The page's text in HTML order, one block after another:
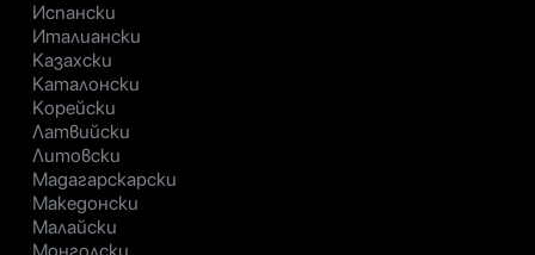
Испански
Италиански
Казахски
Каталонски
Корейски
Латвийски
Литовски
Мадагарскарски
Македонски
Малайски